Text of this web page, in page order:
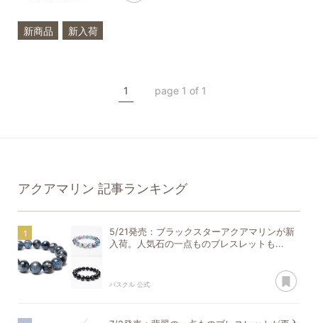
新商品
新入荷
一点もの
1 page 1 of 1
アクアマリン 記事ランキング
5/21発売：ブラックスターアクアマリンが新
入荷。人気石の一点ものブレスレットも...
パスクル 公式